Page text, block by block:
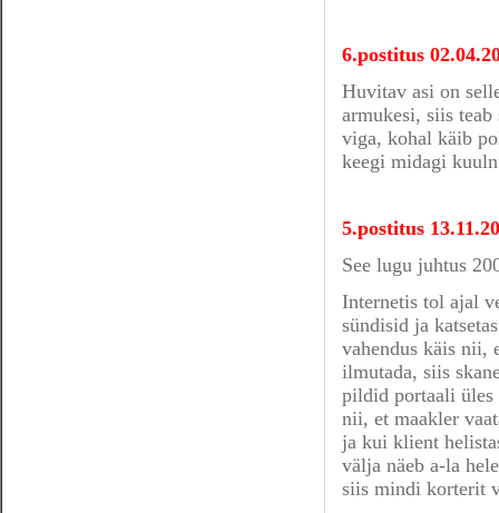
6.postitus
Huvitav asi on
armukesi, siis
viga, kohal käib
keegi midagi
5.postitus
See lugu juhtus
Internetis tol ajal
sündisid ja
vahendus käis nii,
ilmutada, siis
pildid portaali üles
nii, et maakler
ja kui klient
välja näeb a-la
siis mindi korterit